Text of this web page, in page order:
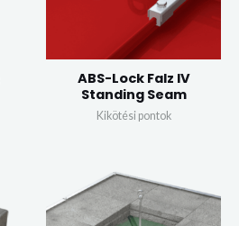
ABS-Lock Falz IV
Standing Seam
Kikötési pontok